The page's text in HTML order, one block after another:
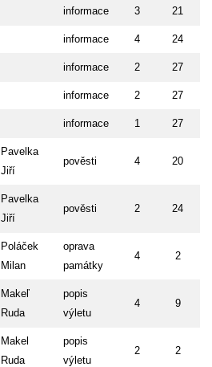
informace 3 21
informace 4 24
informace 2 27
informace 2 27
informace 1 27
Pavelka
Jiří
pověsti 4 20
Pavelka
Jiří
pověsti 2 24
Poláček
Milan
oprava
památky
4 2
Makeľ
Ruda
popis
výletu
4 9
Makel
Ruda
popis
výletu
2 2